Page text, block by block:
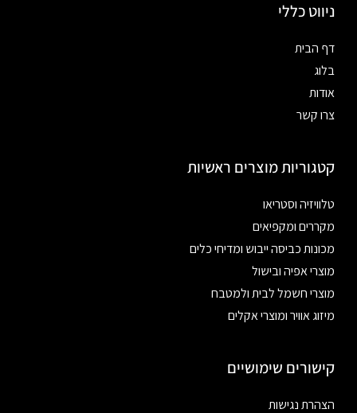
ניווט כללי
דף הבית
בלוג
אודות
צרו קשר
קטגוריות מוצרים ראשיות
טלוויזיה וסטריאו
מקררים ומקפיאים
מכונות כביסה ייבוש ומדיחי כלים
מוצרי אפיה ובישול
מוצרי חשמל לבית ולמטבח
מיזוג אוויר ומוצרי אקלים
קישורים שימושיים
הצהרת נגישות